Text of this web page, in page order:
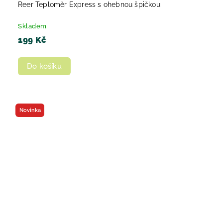
Reer Teploměr Express s ohebnou špičkou
Skladem
199 Kč
Do košíku
Novinka